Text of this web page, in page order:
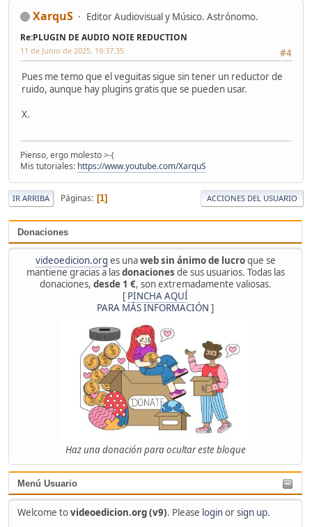
Donaciones
videoedicion.org es unaweb sin ánimo de lucroque se
mantiene gracias a lasdonaciones de sus usuarios. Todas las
donaciones, desde 1 €, son extremadamente valiosas.
[ PINCHA AQUÍ
PARA MÁS INFORMACIÓN ]
Haz una donación para ocultar este bloque
Menú Usuario
Welcome tovideoedicion.org (v9). Please loginorsign up.
XarquS Editor Audiovisual y Músico. Astrónomo.
Re:PLUGIN DE AUDIO NOIE REDUCTION
#4
11 de Junio de 2025, 19:37:35
Pues me temo que el veguitas sigue sin tener un reductor de
ruido, aunque hay plugins gratis que se pueden usar.
X.
Pienso, ergo molesto >-(
Mis tutoriales: https://www.youtube.com/XarquS
IR ARRIBA Páginas 1 ACCIONES DEL USUARIO